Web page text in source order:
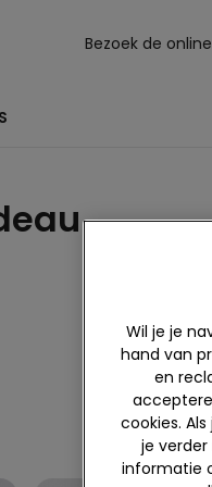
Bezoek de
Alles bekijk
en
Wil je je
hand van
en
cookies.
je
informatie